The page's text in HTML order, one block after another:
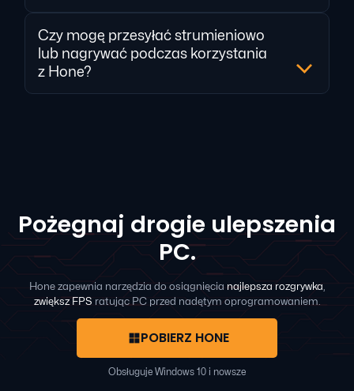
Czy mogę przesyłać strumieniowo
lub nagrywać podczas korzystania
z Hone?
Pożegnaj drogie ulepszenia
PC.
Hone zapewnia narzędzia do osiągnięcia najlepsza rozgrywka,
zwiększ FPS ratując PC przed nadętym oprogramowaniem.
POBIERZ HONE
Obsługuje Windows 10 i nowsze